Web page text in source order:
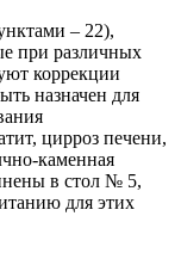
– 22),
при различных
коррекции
назначен для
цирроз печени,
каменная
в стол № 5,
для этих